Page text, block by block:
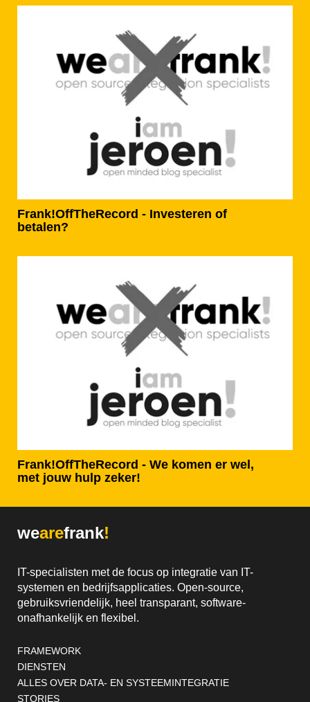
Frank!OffTheRecord - Investeren of
betalen?
Frank!OffTheRecord - We komen er wel,
met jouw hulp zeker!
wearefrank!
IT-specialisten met de focus op integratie van IT-
systemen en bedrijfsapplicaties. Open-source,
gebruiksvriendelijk, heel transparant, software-
onafhankelijk en flexibel.
Footernavigatie
FRAMEWORK
DIENSTEN
ALLES OVER DATA- EN SYSTEEMINTEGRATIE
STORIES